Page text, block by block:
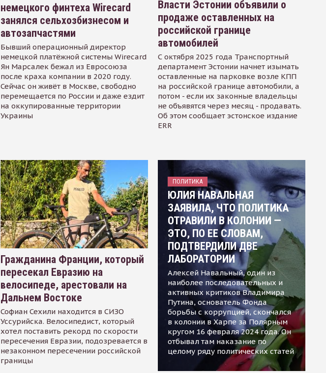
немецкого финтеха Wirecard
занялся сельхозбизнесом и
автозапчастями
Бывший операционный директор
немецкой платёжной системы Wirecard
Ян Марсалек бежал из Евросоюза
после краха компании в 2020 году.
Сейчас он живёт в Москве, свободно
перемещается по России и даже ездит
на оккупированные территории
Украины
Власти Эстонии объявили о
продаже оставленных на
российской границе
автомобилей
С октября 2025 года Транспортный
департамент Эстонии начнет изымать
оставленные на парковке возле КПП
на российской границе автомобили, а
потом - если их законные владельцы
не объявятся через месяц - продавать.
Об этом сообщает эстонское издание
ERR
Гражданина Франции, который
пересекал Евразию на
велосипеде, арестовали на
Дальнем Востоке
Софиан Сехили находится в СИЗО
Уссурийска. Велосипедист, который
хотел поставить рекорд по скорости
пересечения Евразии, подозревается в
незаконном пересечении российской
границы
ПОЛИТИКА
ЮЛИЯ НАВАЛЬНАЯ
ЗАЯВИЛА, ЧТО ПОЛИТИКА
ОТРАВИЛИ В КОЛОНИИ —
ЭТО, ПО ЕЕ СЛОВАМ,
ПОДТВЕРДИЛИ ДВЕ
ЛАБОРАТОРИИ
Алексей Навальный, один из
наиболее последовательных и
активных критиков Владимира
Путина, основатель Фонда
борьбы с коррупцией, скончался
в колонии в Харпе за Полярным
кругом 16 февраля 2024 года. Он
отбывал там наказание по
целому ряду политических статей